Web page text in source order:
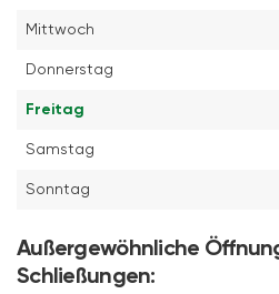
Mittwoch
Donnerstag
Freitag
Samstag
Sonntag
Außergewöhnliche
Schließungen: